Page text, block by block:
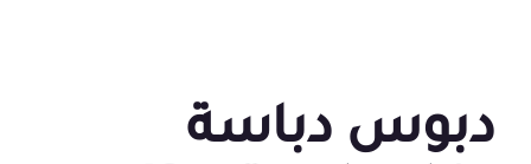
دبوس دباسة